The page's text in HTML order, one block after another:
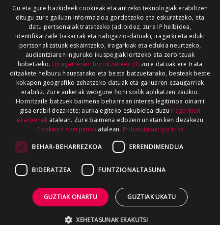
Gu eta gure bazkideek cookieak eta antzeko teknologiak erabiltzen
ditugu zure gailuan informazioa gordetzeko eta eskuratzeko, eta
datu pertsonalak tratatzeko (adibidez, zure IP helbidea,
identifikatzaile bakarrak eta nabigazio-datuak), iragarki eta eduki
pertsonalizatuak eskaintzeko, iragarkiak eta edukia neurtzeko,
audientziaren inguruko ikuspegiak lortzeko eta zerbitzuak
hobetzeko. Hirugarrenen hornitzaileek (4)zure datuak ere trata
ditzakete helburu hauetarako eta beste batzuetarako, besteak beste
kokapen geografiko zehatzeko datuak eta gailuaren ezaugarriak
erabiliz. Zure aukerak webgune honi soilik aplikatzen zaizkio.
Hornitzaile batzuek baimena beharrean interes legitimoa oinarri
gisa erabil dezakete; aurka egiteko eskubidea duzu Iragarkien
ezarpenakatalean. Zure baimena edozein unetan ken dezakezu
Cookieen ezarpenak atalean. Pribatutasun-politika
BEHAR-BEHARREZKOA ERRENDIMENDUA
BIDERATZEA FUNTZIONALTASUNA
GUZTIAK ONARTU GUZTIAK UKATU
XEHETASUNAK ERAKUTSI